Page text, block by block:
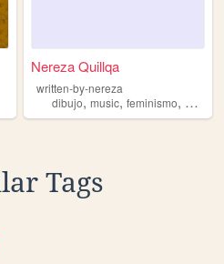
Nereza Quillqa
written-by-nereza
dibujo,music,feminismo, historia
Tags